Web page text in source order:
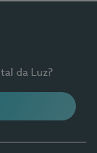
da Luz?